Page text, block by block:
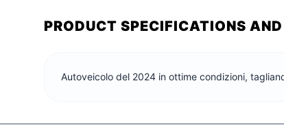
PRODUCT SPECIFICATIONS
Autoveicolo del 2024 in ottime condizioni,